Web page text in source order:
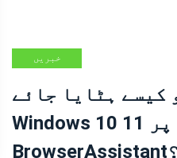
خبریں
کیسے ہٹایا جائے:
Windows 10 11 پر MSIL
BrowserAssistant؟